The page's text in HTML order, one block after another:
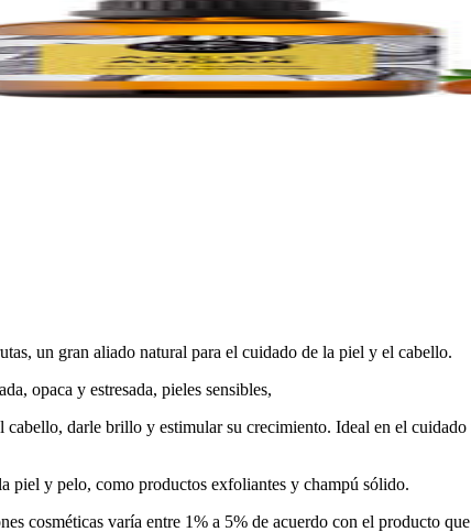
un gran aliado natural para el cuidado de la piel y el cabello.
opaca y estresada, pieles sensibles,
darle brillo y estimular su crecimiento. Ideal en el
piel y pelo, como productos exfoliantes y champú sólido.
cosméticas varía entre 1% a 5% de acuerdo con el producto